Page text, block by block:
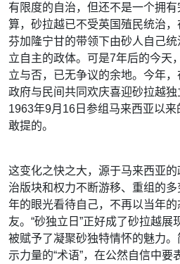
有限度的自治，但还不是一个拥有
算，砂拉越已不受英国殖民统治
芬加隆宁甘的带领下由砂人自己
立自主的政体。可是7年后的今天
立与否，已无争议的余地。今年
政府与民间共同欢庆喜迎砂拉越独
1963年9月16日参组马来西亚以
敢提的。
这变化之快之大，源于马来西亚
治版块和权力不断游移、重组的多
年的眼光看待自己，不再以当年
友。“砂独立日”正好成了砂拉越展
被赋予了凝聚砂独特情怀的魅力。
示力量的“术语”，在公然自信中